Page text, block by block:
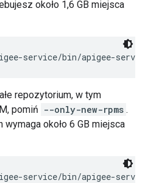
około 1,6 GB miejsca
service/bin/apigee-
repozytorium, w tym
pomiń --only-new-rpms .
wymaga około 6 GB miejsca
service/bin/apigee-